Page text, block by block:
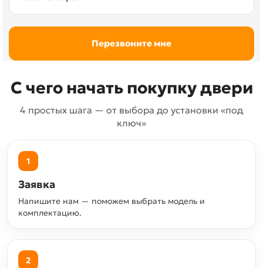
С чего начать покупку двери
4 простых шага — от выбора до установки «под
ключ»
1
Заявка
Напишите нам — поможем выбрать модель и
комплектацию.
2